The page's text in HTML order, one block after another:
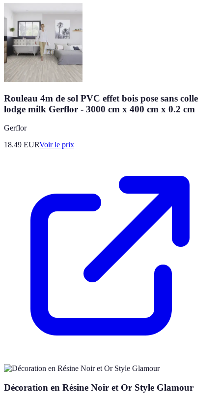
Rouleau 4m de sol PVC effet bois pose sans colle
lodge milk Gerflor - 3000 cm x 400 cm x 0.2 cm
Gerflor
18.49 EURVoir le prix
Décoration en Résine Noir et Or Style Glamour